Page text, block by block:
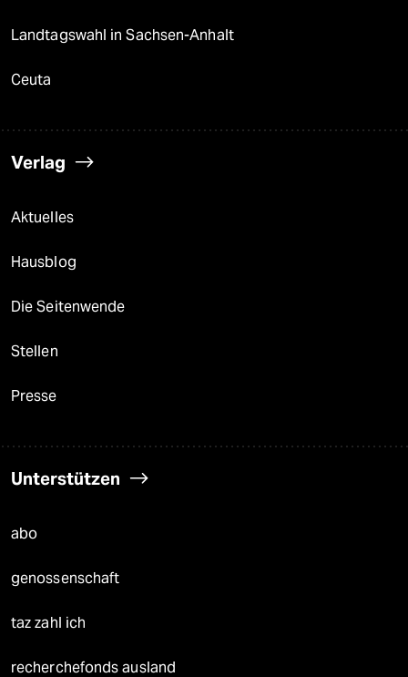
Landtagswahl in Sachsen-Anhalt
Ceuta
Verlag
Aktuelles
Hausblog
Die Seitenwende
Stellen
Presse
Unterstützen
abo
genossenschaft
taz zahl ich
recherchefonds ausland